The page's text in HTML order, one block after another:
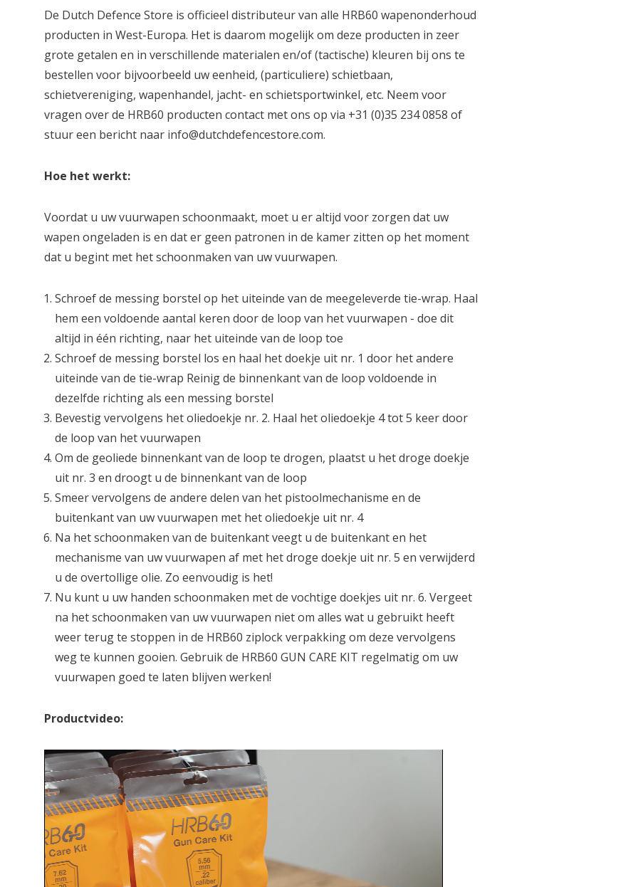
De Dutch Defence Store is officieel distributeur van alle HRB60 wapenonderhoud
producten in West-Europa. Het is daarom mogelijk om deze producten in zeer
grote getalen en in verschillende materialen en/of (tactische) kleuren bij ons te
bestellen voor bijvoorbeeld uw eenheid, (particuliere) schietbaan,
schietvereniging, wapenhandel, jacht- en schietsportwinkel, etc. Neem voor
vragen over de HRB60 producten contact met ons op via +31 (0)35 234 0858 of
stuur een bericht naar info@dutchdefencestore.com.
Hoe het werkt:
Voordat u uw vuurwapen schoonmaakt, moet u er altijd voor zorgen dat uw
wapen ongeladen is en dat er geen patronen in de kamer zitten op het moment
dat u begint met het schoonmaken van uw vuurwapen.
Schroef de messing borstel op het uiteinde van de meegeleverde tie-wrap. Haal
hem een voldoende aantal keren door de loop van het vuurwapen - doe dit
altijd in één richting, naar het uiteinde van de loop toe
Schroef de messing borstel los en haal het doekje uit nr. 1 door het andere
uiteinde van de tie-wrap Reinig de binnenkant van de loop voldoende in
dezelfde richting als een messing borstel
Bevestig vervolgens het oliedoekje nr. 2. Haal het oliedoekje 4 tot 5 keer door
de loop van het vuurwapen
Om de geoliede binnenkant van de loop te drogen, plaatst u het droge doekje
uit nr. 3 en droogt u de binnenkant van de loop
Smeer vervolgens de andere delen van het pistoolmechanisme en de
buitenkant van uw vuurwapen met het oliedoekje uit nr. 4
Na het schoonmaken van de buitenkant veegt u de buitenkant en het
mechanisme van uw vuurwapen af met het droge doekje uit nr. 5 en verwijderd
u de overtollige olie. Zo eenvoudig is het!
Nu kunt u uw handen schoonmaken met de vochtige doekjes uit nr. 6. Vergeet
na het schoonmaken van uw vuurwapen niet om alles wat u gebruikt heeft
weer terug te stoppen in de HRB60 ziplock verpakking om deze vervolgens
weg te kunnen gooien. Gebruik de HRB60 GUN CARE KIT regelmatig om uw
vuurwapen goed te laten blijven werken!
Productvideo: